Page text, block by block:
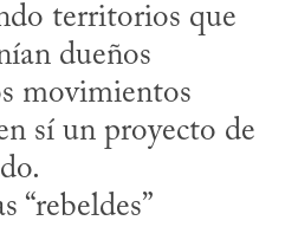
territorios que
dueños
movimientos
sí un proyecto de